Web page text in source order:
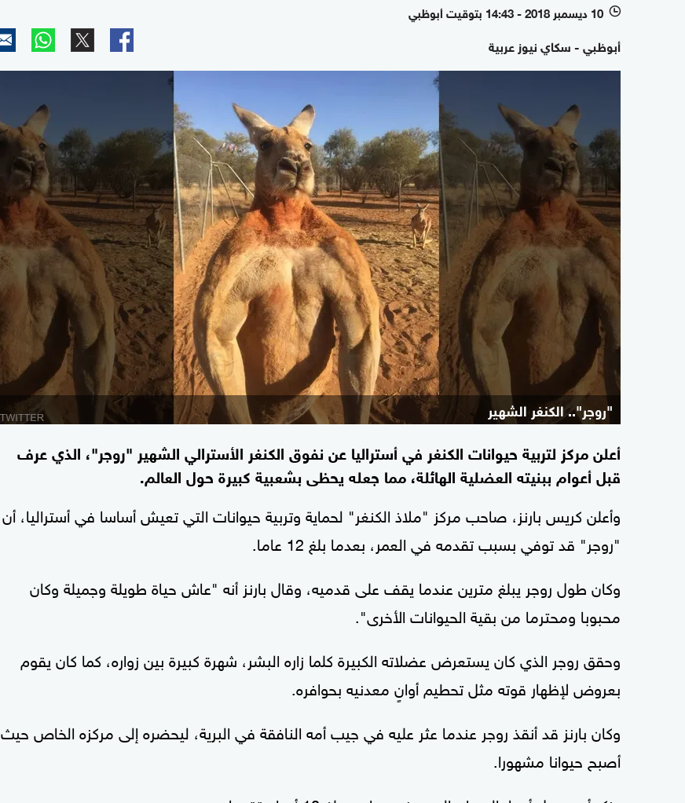
l 10 ديسمبر 2018 - 14:43 بتوقيت أبوظبي
أبوظبي - سكاي نيوز عربية
"روجر".. الكنغر الشهير
أعلن مركز لتربية حيوانات الكنغر في أستراليا عن نفوق الكنغر الأسترالي الشهير "روجر"، الذي عرف
قبل أعوام ببنيته العضلية الهائلة، مما جعله يحظى بشعبية كبيرة حول العالم.
وأعلن كريس بارنز، صاحب مركز "ملاذ الكنغر" لحماية وتربية حيوانات التي تعيش أساسا في أستراليا، أن
"روجر" قد توفي بسبب تقدمه في العمر، بعدما بلغ 12 عاما.
وكان طول روجر يبلغ مترين عندما يقف على قدميه، وقال بارنز أنه "عاش حياة طويلة وجميلة وكان
محبوبا ومحترما من بقية الحيوانات الأخرى".
وحقق روجر الذي كان يستعرض عضلاته الكبيرة كلما زاره البشر، شهرة كبيرة بين زواره، كما كان يقوم
بعروض لإظهار قوته مثل تحطيم أوانٍ معدنيه بحوافره.
وكان بارنز قد أنقذ روجر عندما عثر عليه في جيب أمه النافقة في البرية، ليحضره إلى مركزه الخاص حيث
أصبح حيوانا مشهورا.